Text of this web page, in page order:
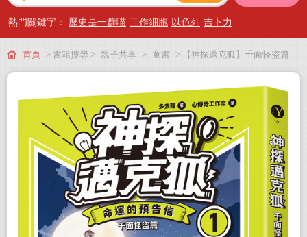
主題閱讀
出版專區
會員專屬
會員儲值方案
熱門關鍵字： 歷史是一群喵 工作細胞 以色列 吉卜力
首頁 > 書籍搜尋 > 親子共享 > 童書 > 【神探邁克狐】千面怪盗篇